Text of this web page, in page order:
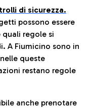
di sicurezza.
possono essere
regole si
A Fiumicino sono in
queste
restano regole
anche prenotare